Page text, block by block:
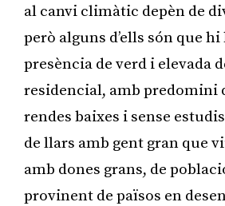
al canvi climàtic depèn de
però alguns d’ells són que
presència de verd i elevada
residencial, amb predomini
rendes baixes i sense
de llars amb gent gran que
amb dones grans, de
provinent de països en